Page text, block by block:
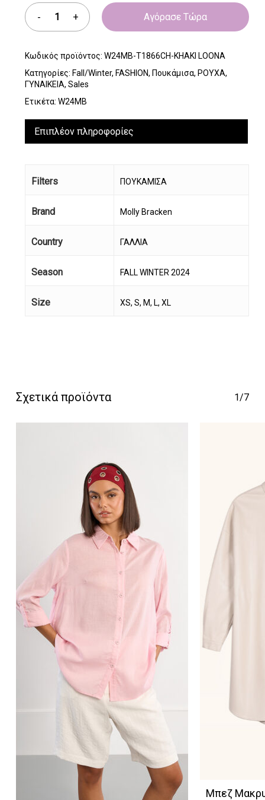
καλάθι σας.
Αγόρασε Τώρα
Κωδικός προϊόντος: W24MB-T1866CH-KHAKI LOONA
Κατηγορίες: Fall/Winter, FASHION, Πουκάμισα, ΡΟΥΧΑ,
ΓΥΝΑΙΚΕΙΑ, Sales
Ετικέτα: W24MB
Επιπλέον πληροφορίες
Filters ΠΟΥΚΑΜΙΣΑ
Brand Molly Bracken
Country ΓΑΛΛΙΑ
Season FALL WINTER 2024
Size XS, S, M, L, XL
Σχετικά προϊόντα 1/7
Μπεζ